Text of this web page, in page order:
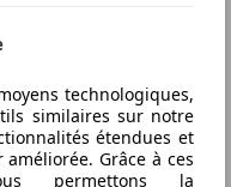
technologiques,
similaires sur notre
étendues et
Grâce à ces
permettons la